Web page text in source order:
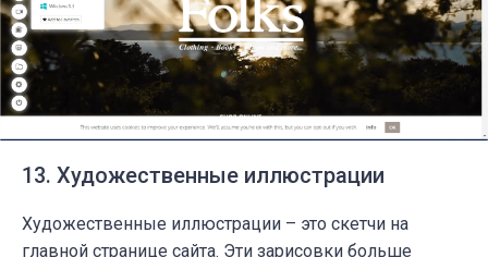
13. Художественные иллюстрации
Художественные иллюстрации – это скетчи на
главной странице сайта. Эти зарисовки больше